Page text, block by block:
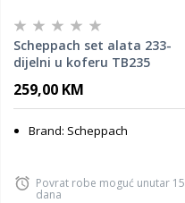
Scheppach set alata 233-
dijelni u koferu TB235
259,00 KM
Brand: Scheppach
Povrat robe moguć unutar 15
dana